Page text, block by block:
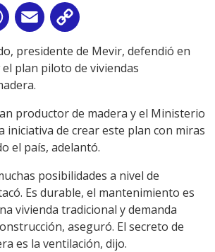
WhatsApp
Email
Link
presidente de Mevir, defendió en
el plan piloto de viviendas
productor de madera y el Ministerio
iniciativa de crear este plan con miras
el país, adelantó.
posibilidades a nivel de
Es durable, el mantenimiento es
vivienda tradicional y demanda
aseguró. El secreto de
es la ventilación, dijo.